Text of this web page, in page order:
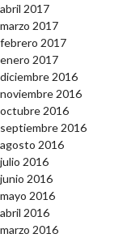
abril 2017
marzo 2017
febrero 2017
enero 2017
diciembre 2016
noviembre 2016
octubre 2016
septiembre 2016
agosto 2016
julio 2016
junio 2016
mayo 2016
abril 2016
marzo 2016